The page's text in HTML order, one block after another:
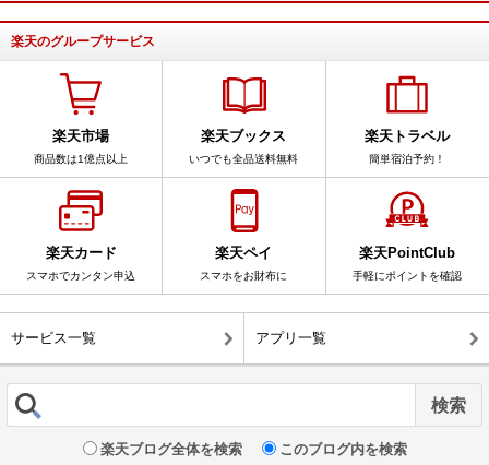
楽天のグループサービス
楽天市場
商品数は1億点以上
楽天ブックス
いつでも全品送料無料
楽天トラベル
簡単宿泊予約！
楽天カード
スマホでカンタン申込
楽天ペイ
スマホをお財布に
楽天PointClub
手軽にポイントを確認
サービス一覧 アプリ一覧
楽天ブログ全体を検索 このブログ内を検索